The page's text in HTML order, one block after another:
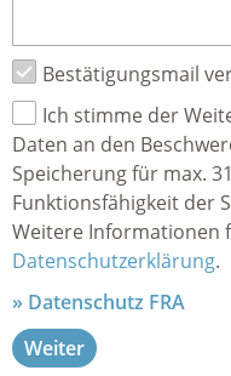
Bestätigungsmail
Ich stimme der
Daten an den
Speicherung für max.
Funktionsfähigkeit der
Weitere Informationen
Datenschutzerklärung.
Datenschutz FRA
Weiter